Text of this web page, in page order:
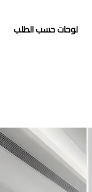
لوحات حسب الطلب